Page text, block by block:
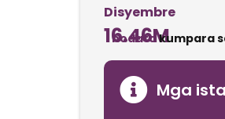
Disyembre
16.46M
nodatakumpara
Mga